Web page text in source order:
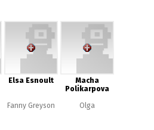
Elsa Esnoult
Fanny Greyson
Macha
Polikarpova
Olga